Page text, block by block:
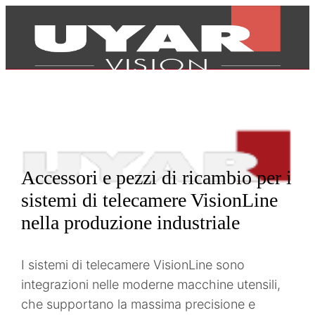
Prodotti
Accessori e pezzi di ricambio per i
sistemi di telecamere VisionLine
nella produzione industriale
I sistemi di telecamere VisionLine sono
integrazioni nelle moderne macchine utensili,
che supportano la massima precisione e